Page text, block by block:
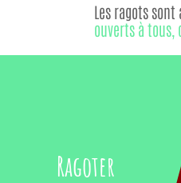
Ragoter
Les ragots
ouverts à tous,